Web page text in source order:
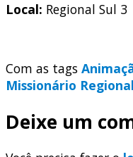
Local: Regional Sul 3
Com as tags
Missionário Regional
Deixe um